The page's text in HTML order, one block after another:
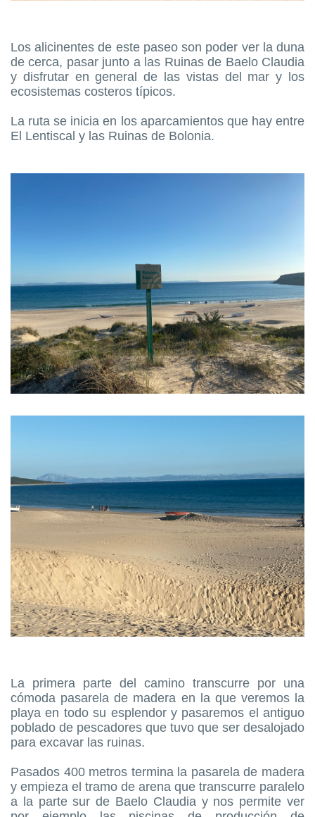
Los alicinentes de este paseo son poder ver la duna
de cerca, pasar junto a las Ruinas de Baelo Claudia
y disfrutar en general de las vistas del mar y los
ecosistemas costeros típicos.
La ruta se inicia en los aparcamientos que hay entre
El Lentiscal y las Ruinas de Bolonia.
La primera parte del camino transcurre por una
cómoda pasarela de madera en la que veremos la
playa en todo su esplendor y pasaremos el antiguo
poblado de pescadores que tuvo que ser desalojado
para excavar las ruinas.
Pasados 400 metros termina la pasarela de madera
y empieza el tramo de arena que transcurre paralelo
a la parte sur de Baelo Claudia y nos permite ver